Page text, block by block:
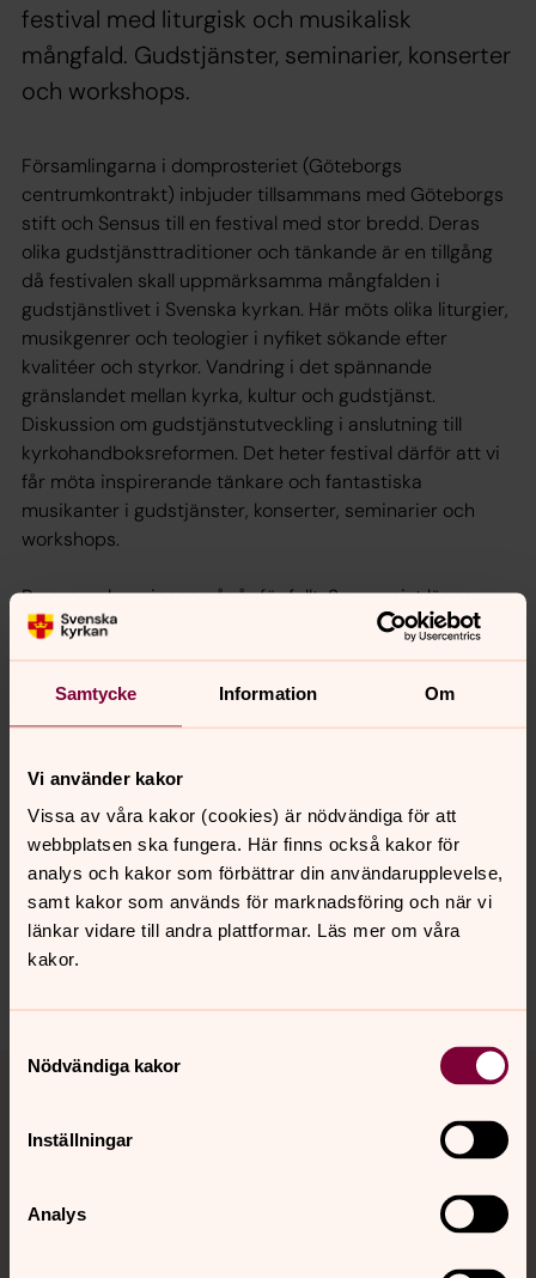
Samtycke Information Om
Vi använder kakor
Vissa av våra kakor (cookies) är nödvändiga för att
webbplatsen ska fungera. Här finns också kakor för
analys och kakor som förbättrar din användarupplevelse,
samt kakor som används för marknadsföring och när vi
länkar vidare till andra plattformar. Läs mer om våra
kakor.
Nödvändiga kakor
Inställningar
Analys
festival med liturgisk och musikalisk
mångfald. Gudstjänster, seminarier, konserter
och workshops.
Församlingarna i domprosteriet (Göteborgs
centrumkontrakt) inbjuder tillsammans med Göteborgs
stift och Sensus till en festival med stor bredd. Deras
olika gudstjänsttraditioner och tänkande är en tillgång
då festivalen skall uppmärksamma mångfalden i
gudstjänstlivet i Svenska kyrkan. Här möts olika liturgier,
musikgenrer och teologier i nyfiket sökande efter
kvalitéer och styrkor. Vandring i det spännande
gränslandet mellan kyrka, kultur och gudstjänst.
Diskussion om gudstjänstutveckling i anslutning till
kyrkohandboksreformen. Det heter festival därför att vi
får möta inspirerande tänkare och fantastiska
musikanter i gudstjänster, konserter, seminarier och
workshops.
Programplaneringen pågår för fullt. Successivt läggs
programmet ut här.
Kontaktperson: Ingemar Birgersson, Göteborgs stift,
ingemar.birgersson@svenskakyrkan.se
Göteborg 15-18 mars 2012
Tillbaka till toppen
Tillbaka till innehållet